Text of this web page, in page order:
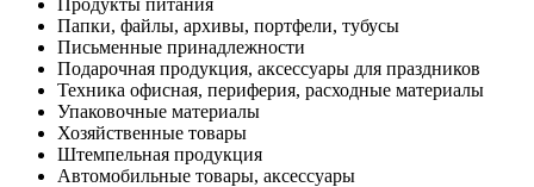
Продукты питания
Папки, файлы, архивы, портфели, тубусы
Письменные принадлежности
Подарочная продукция, аксессуары для праздников
Техника офисная, периферия, расходные материалы
Упаковочные материалы
Хозяйственные товары
Штемпельная продукция
Автомобильные товары, аксессуары